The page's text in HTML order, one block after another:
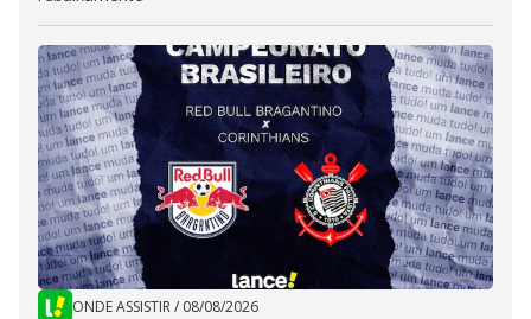
ONDE ASSISTIR/ 08/08/2026